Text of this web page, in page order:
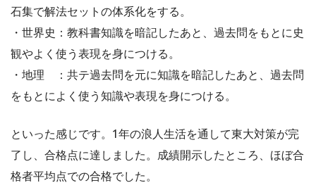
石集で解法セットの体系化をする。
・世界史：教科書知識を暗記したあと、過去問をもとに史
観やよく使う表現を身につける。
・地理 ：共テ過去問を元に知識を暗記したあと、過去問
をもとによく使う知識や表現を身につける。
といった感じです。1年の浪人生活を通して東大対策が完
了し、合格点に達しました。成績開示したところ、ほぼ合
格者平均点での合格でした。